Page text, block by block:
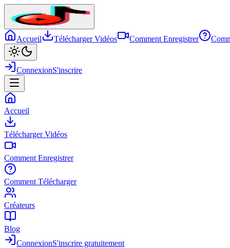
Accueil Télécharger Vidéos Comment Enregistrer
ConnexionS'inscrire
Accueil
Télécharger Vidéos
Comment Enregistrer
Comment Télécharger
Créateurs
Blog
ConnexionS'inscrire gratuitement